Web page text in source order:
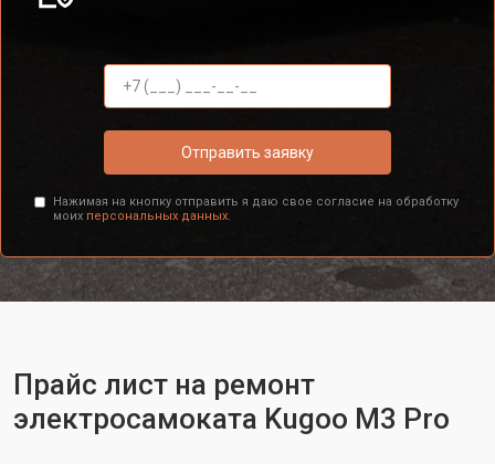
Отправить заявку
Нажимая на кнопку отправить я даю свое согласие на обработку
моих персональных данных.
Прайс лист на ремонт
электросамоката Kugoo M3 Pro